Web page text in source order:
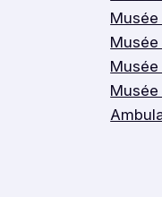
Musée